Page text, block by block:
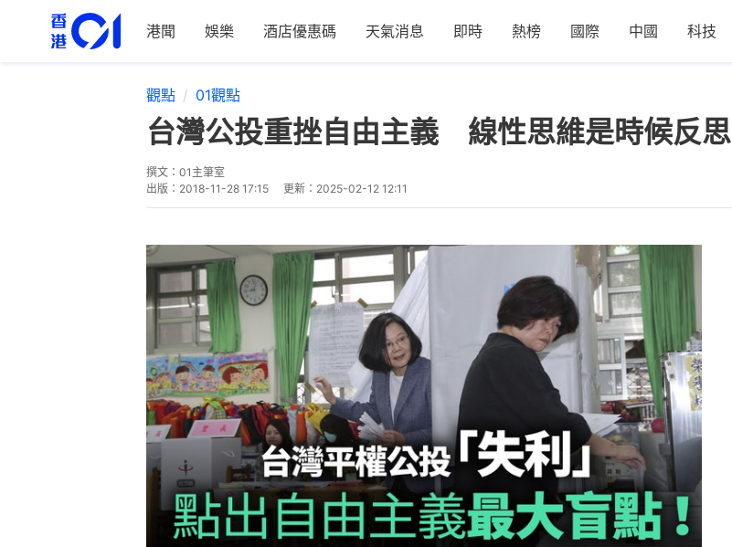
港聞 娛樂 酒店優惠碼 天氣消息 即時 熱榜 國際 中國 科技
觀點 01觀點
台灣公投重挫自由主義 線性思維是時候反思
撰文： 01主筆室
出版： 2018-11-28 17:15 更新： 2025-02-12 12:11